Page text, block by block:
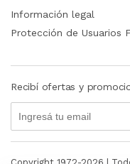
Información legal
Protección de Usuarios
Recibí ofertas y